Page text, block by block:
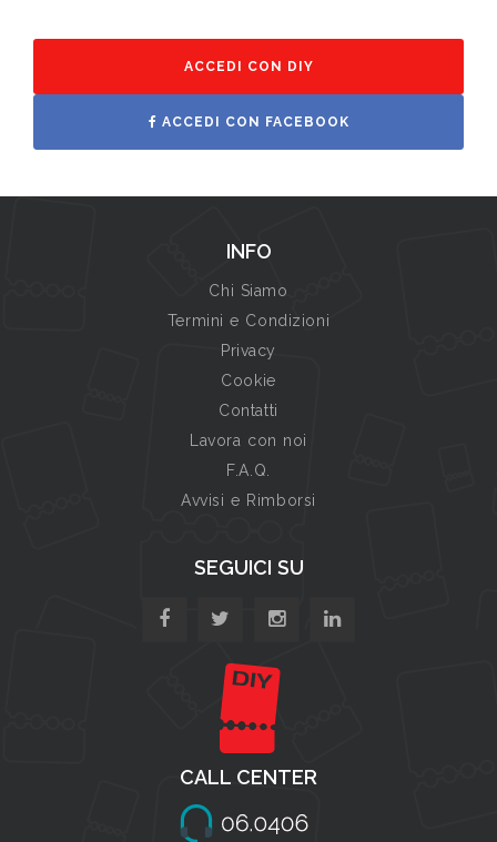
ACCEDI CON DIY
ACCEDI CON FACEBOOK
INFO
Chi Siamo
Termini e Condizioni
Privacy
Cookie
Contatti
Lavora con noi
F.A.Q.
Avvisi e Rimborsi
SEGUICI SU
CALL CENTER